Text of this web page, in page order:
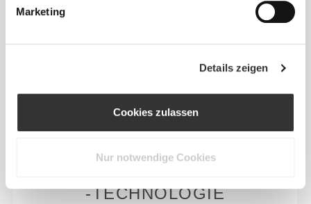
Marketing
Details zeigen
Cookies zulassen
Nur notwendige Cookies
trocknenden Stoff hergestellt, damit du während
-TECHNOLOGIE